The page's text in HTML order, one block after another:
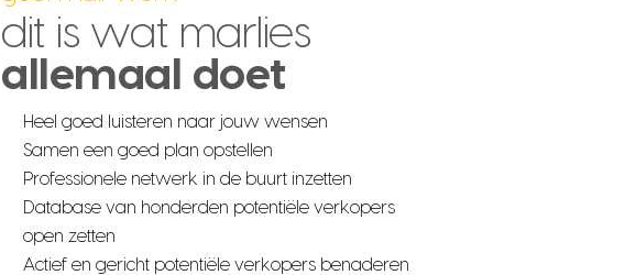
dit is wat marlies
allemaal doet
Heel goed luisteren naar jouw wensen
Samen een goed plan opstellen
Professionele netwerk in de buurt inzetten
Database van honderden potentiële verkopers
open zetten
Actief en gericht potentiële verkopers benaderen